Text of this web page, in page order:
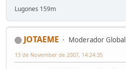
Lugones 159m
JOTAEME
Moderador Global
13 de November de 2007, 14:24:35